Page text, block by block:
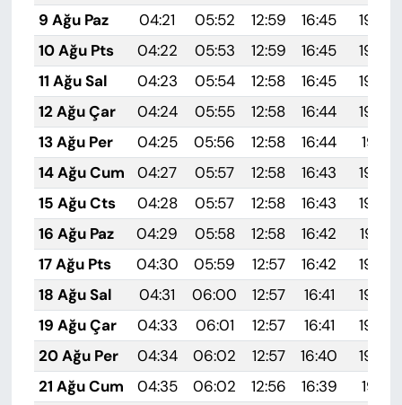
9 Ağu Paz
04:21 05:52 12:59 16:45
19:55
10 Ağu Pts
04:22 05:53 12:59 16:45
19:54
11 Ağu Sal
04:23 05:54 12:58 16:45
19:53
12 Ağu Çar
04:24 05:55 12:58 16:44
19:52
13 Ağu Per
04:25 05:56 12:58 16:44
19:51
14 Ağu Cum
04:27 05:57 12:58 16:43
19:49
15 Ağu Cts
04:28 05:57 12:58 16:43
19:48
16 Ağu Paz
04:29 05:58 12:58 16:42
19:47
17 Ağu Pts
04:30 05:59 12:57 16:42
19:46
18 Ağu Sal
04:31 06:00 12:57 16:41
19:44
19 Ağu Çar
04:33 06:01 12:57 16:41
19:43
20 Ağu Per
04:34 06:02 12:57 16:40
19:42
21 Ağu Cum
04:35 06:02 12:56 16:39
19:41